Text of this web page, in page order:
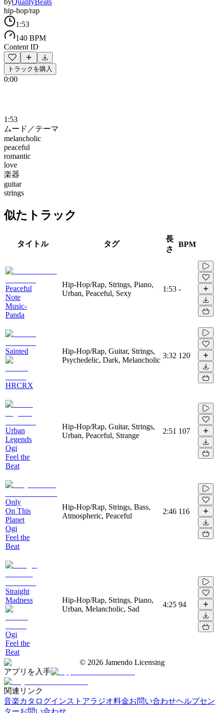
hip-hop/rap
1:53
140 BPM
Content ID
トラックを購入
0:00
1:53
ムード／テーマ
melancholic
peaceful
romantic
love
楽器
guitar
strings
似たトラック
タイトル タグ
長
さ
BPM
Peaceful
Note
Music-
Panda
Hip-Hop/Rap, Strings, Piano,
Urban, Peaceful, Sexy
1:53 -
Sainted
HRCRX
Hip-Hop/Rap, Guitar, Strings,
Psychedelic, Dark, Melancholic
3:32 120
Urban
Legends
Ogi
Feel the
Beat
Hip-Hop/Rap, Guitar, Strings,
Urban, Peaceful, Strange
2:51 107
Only
On This
Planet
Ogi
Feel the
Beat
Hip-Hop/Rap, Strings, Bass,
Atmospheric, Peaceful
2:46 116
Straight
Madness
Ogi
Feel the
Beat
Hip-Hop/Rap, Strings, Piano,
Urban, Melancholic, Sad
4:25 94
© 2026 Jamendo Licensing
アプリを入手
関連リンク
音楽カタログインストアラジオ料金お問い合わせヘルプセン
ターお問い合わせ